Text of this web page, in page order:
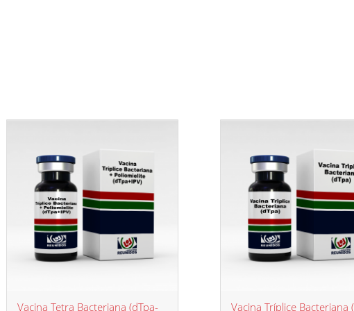
Vacina Tetra Bacteriana (dTpa- Vacina Tríplice Bacteriana